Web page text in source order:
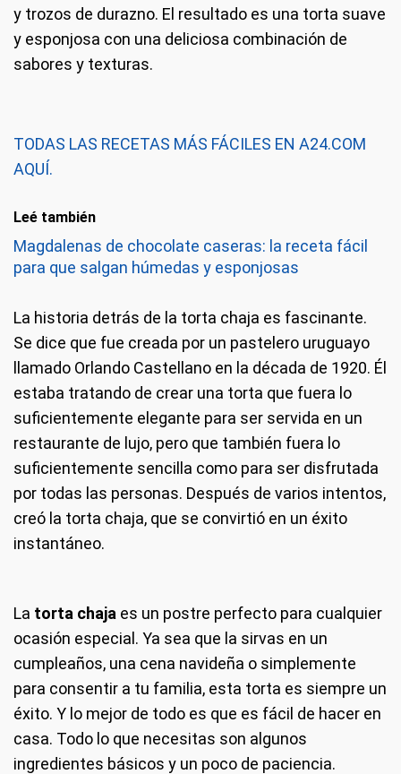
y trozos de durazno. El resultado es una torta suave
y esponjosa con una deliciosa combinación de
sabores y texturas.
TODAS LAS RECETAS MÁS FÁCILES EN A24.COM
AQUÍ.
Leé también
Magdalenas de chocolate caseras: la receta fácil
para que salgan húmedas y esponjosas
La historia detrás de la torta chaja es fascinante.
Se dice que fue creada por un pastelero uruguayo
llamado Orlando Castellano en la década de 1920. Él
estaba tratando de crear una torta que fuera lo
suficientemente elegante para ser servida en un
restaurante de lujo, pero que también fuera lo
suficientemente sencilla como para ser disfrutada
por todas las personas. Después de varios intentos,
creó la torta chaja, que se convirtió en un éxito
instantáneo.
La torta chaja es un postre perfecto para cualquier
ocasión especial. Ya sea que la sirvas en un
cumpleaños, una cena navideña o simplemente
para consentir a tu familia, esta torta es siempre un
éxito. Y lo mejor de todo es que es fácil de hacer en
casa. Todo lo que necesitas son algunos
ingredientes básicos y un poco de paciencia.